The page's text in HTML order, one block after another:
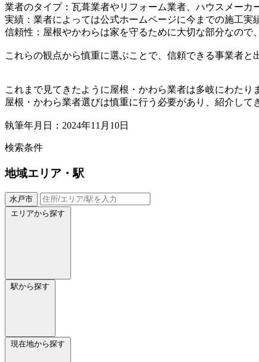
業者のタイプ：瓦葺業者やリフォーム業者、ハウスメー
実績：業者によっては公式ホームページに今までの施工
信頼性：屋根やかわらは家を守るために大切な部分なの
これらの観点から慎重に選ぶことで、信頼できる事業者と
これまで見てきたように屋根・かわら業者は多岐にわた
屋根・かわら業者選びは慎重に行う必要があり、紹介して
執筆年月日：2024年11月10日
検索条件
地域エリア・駅
水戸市
エリアから探す
駅から探す
現在地から探す